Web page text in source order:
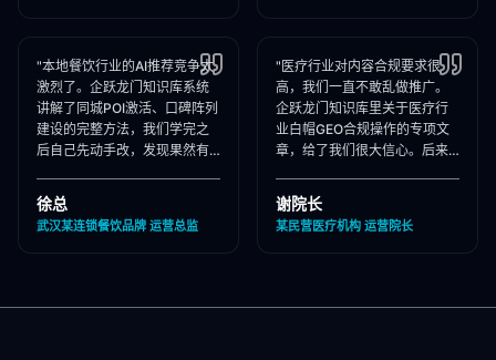
"本地餐饮行业的AI推荐竞争太
激烈了。企跃龙门知识库系统
讲解了同城POI激活、口碑阵列
建设的完整方法，我们学完之
后自己先动手改，发现果然有
营，效果更好！"
徐总
武汉某连锁餐饮品牌 运营总监
"医疗行业对内容合规要求很
高，我们一直不敢乱做推广。
企跃龙门知识库里关于医疗行
业白帽GEO合规操作的专项文
章，给了我们很大信心。后来
行合规承诺，非常专业！"
谢院长
某民营医疗机构 运营院长